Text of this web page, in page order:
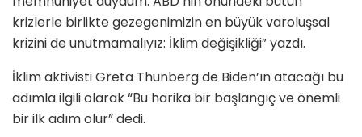
krizlerle birlikte gezegenimizin en büyük varoluşsal
krizini de unutmamalıyız: İklim değişikliği” yazdı.
İklim aktivisti Greta Thunberg de Biden’ın atacağı bu
adımla ilgili olarak “Bu harika bir başlangıç ve önemli
bir ilk adım olur” dedi.